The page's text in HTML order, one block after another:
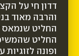
דדון חי על
החליט שנמאס
החליט